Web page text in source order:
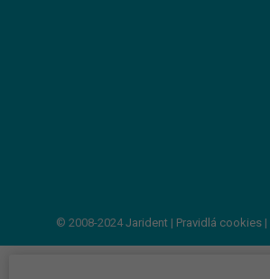
© 2008-2024Jarident | Pravidlá cookies |